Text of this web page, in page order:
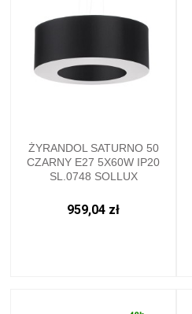
ŻYRANDOL SATURNO 50
CZARNY E27 5X60W IP20
SL.0748 SOLLUX
959,04 zł